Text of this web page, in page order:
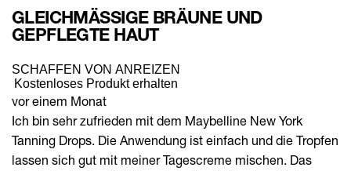
GLEICHMÄSSIGE BRÄUNE UND G
EPFLEGTE HAUT
SCHAFFEN VON ANREIZEN
Kostenloses Produkt erhalten
vor einem Monat
Ich bin sehr zufrieden mit dem Maybelline New York
Tanning Drops. Die Anwendung ist einfach und die Tropfen
lassen sich gut mit meiner Tagescreme mischen. Das